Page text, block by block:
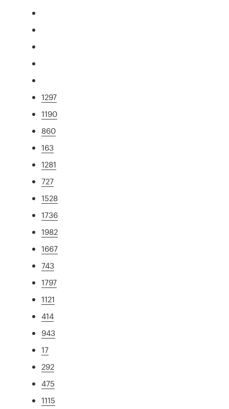
1297
1190
860
163
1281
727
1528
1736
1982
1667
743
1797
1121
414
943
17
292
475
1115